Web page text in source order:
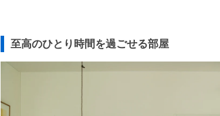
至高のひとり時間を過ごせる部屋